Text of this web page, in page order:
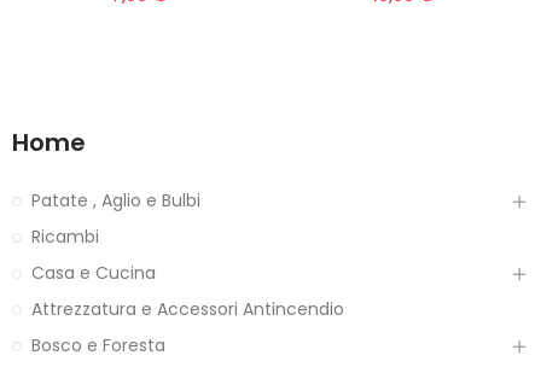
Home
Patate , Aglio e Bulbi
Ricambi
Casa e Cucina
Attrezzatura e Accessori Antincendio
Bosco e Foresta